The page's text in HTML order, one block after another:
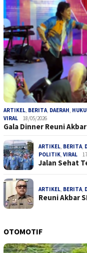
ARTIKEL, BERITA, DAERAH,
VIRAL
18/05/2026
Gala Dinner Reuni
ARTIKEL, BERITA,
POLITIK, VIRAL
Jalan Sehat
ARTIKEL, BERITA,
Reuni Akbar
OTOMOTIF